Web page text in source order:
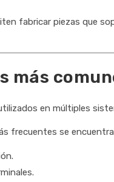
fabricar piezas que
más
en múltiples
frecuentes se